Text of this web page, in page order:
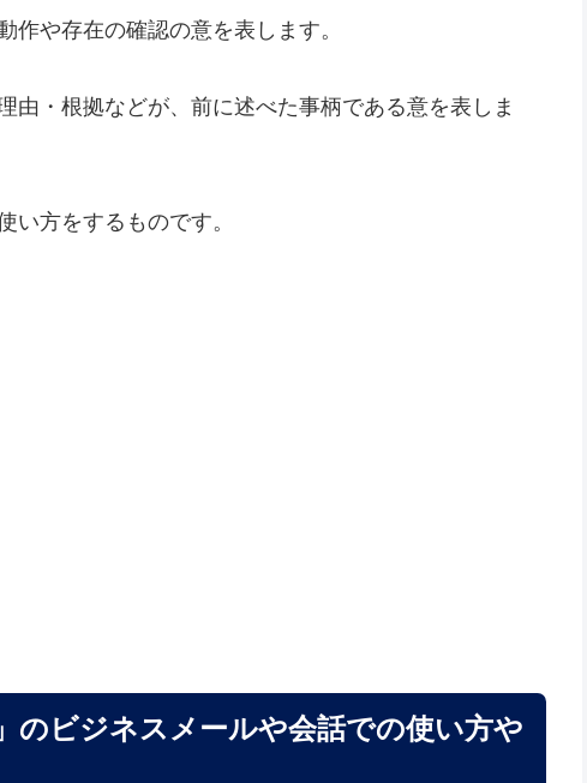
作や存在の確認の意を表します。
由・根拠などが、前に述べた事柄である意を表しま
い方をするものです。
のビジネスメールや会話での使い方や